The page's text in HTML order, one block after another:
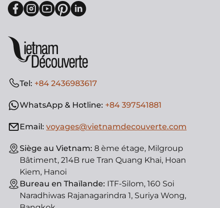
Tel: +84 2436983617
WhatsApp & Hotline: +84 397541881
Email: voyages@vietnamdecouverte.com
Siège au Vietnam: 8 ème étage, Milgroup
Bâtiment, 214B rue Tran Quang Khai, Hoan
Kiem, Hanoi
Bureau en Thaïlande: ITF-Silom, 160 Soi
Naradhiwas Rajanagarindra 1, Suriya Wong,